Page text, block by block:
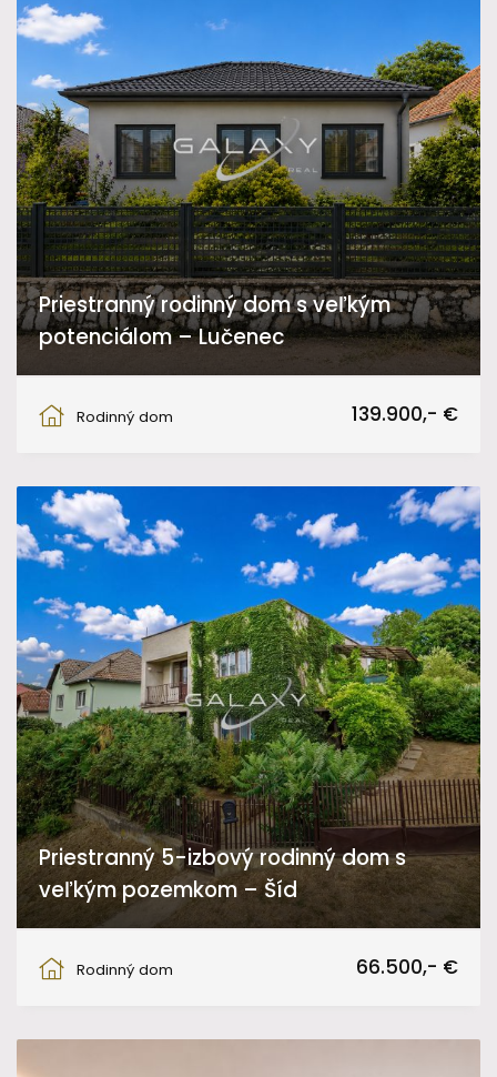
Priestranný rodinný dom s veľkým
potenciálom – Lučenec
Rodinný dom
139.900,- €
Priestranný 5-izbový rodinný dom s
veľkým pozemkom – Šíd
Rodinný dom
66.500,- €